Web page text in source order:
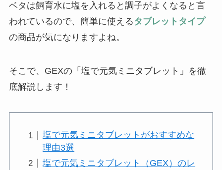
ベタは飼育水に塩を入れると調子がよくなると言
われているので、簡単に使える タブレットタイプ
の商品が気になりますよね。
そこで、GEXの「塩で元気ミニタブレット」を徹
底解説します！
塩で元気ミニタブレットがおすすめな
理由3選
塩で元気ミニタブレット（GEX）のレ